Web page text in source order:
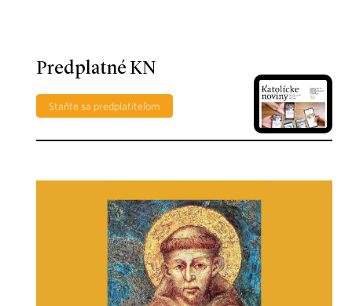
Predplatné KN
Staňte sa predplatiteľom